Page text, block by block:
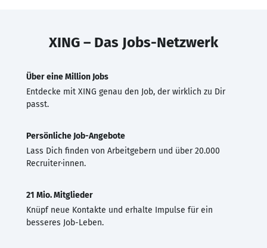
XING – Das Jobs-Netzwerk
Über eine Million Jobs
Entdecke mit XING genau den Job, der wirklich zu Dir
passt.
Persönliche Job-Angebote
Lass Dich finden von Arbeitgebern und über 20.000
Recruiter·innen.
21 Mio. Mitglieder
Knüpf neue Kontakte und erhalte Impulse für ein
besseres Job-Leben.